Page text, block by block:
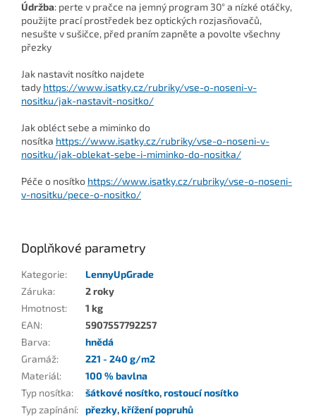
Údržba: perte v pračce na jemný program 30° a nízké otáčky,
použijte prací prostředek bez optických rozjasňovačů,
nesušte v sušičce, před praním zapněte a povolte všechny
přezky
Jak nastavit nosítko najdete
tady https://www.isatky.cz/rubriky/vse-o-noseni-v-
nositku/jak-nastavit-nositko/
Jak obléct sebe a miminko do
nosítka https://www.isatky.cz/rubriky/vse-o-noseni-v-
nositku/jak-oblekat-sebe-i-miminko-do-nositka/
Péče o nosítko https://www.isatky.cz/rubriky/vse-o-noseni-
v-nositku/pece-o-nositko/
Doplňkové parametry
Kategorie:
LennyUpGrade
Záruka:
2 roky
Hmotnost:
1 kg
EAN:
5907557792257
Barva:
hnědá
Gramáž:
221 - 240 g/m2
Materiál:
100 % bavlna
Typ nosítka: šátkové nosítko,rostoucí nosítko
Typ zapínání: přezky,křížení popruhů